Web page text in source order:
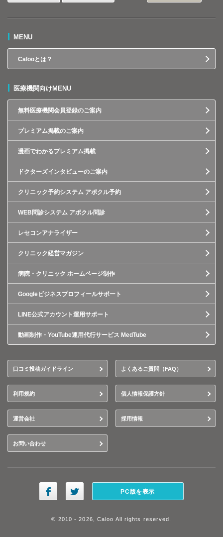
MENU
Calooとは？
医療機関向けMENU
無料医療機関会員登録のご案内
プレミアム掲載のご案内
漫画でわかるプレミアム掲載
ドクターズインタビューのご案内
クリニック予約システム アポクル予約
WEB問診システム アポクル問診
レセコンアナライザー
クリニック経営マガジン
病院・クリニック ホームページ制作
Googleビジネスプロフィールサポート
LINE公式アカウント運用サポート
動画制作・YouTube運用代行サービス MedTube
口コミ投稿ガイドライン よくあるご質問（FAQ）
利用規約 個人情報保護方針
運営会社 採用情報
お問い合わせ
PC版を表示
© 2010 - 2026, Caloo All rights reserved.